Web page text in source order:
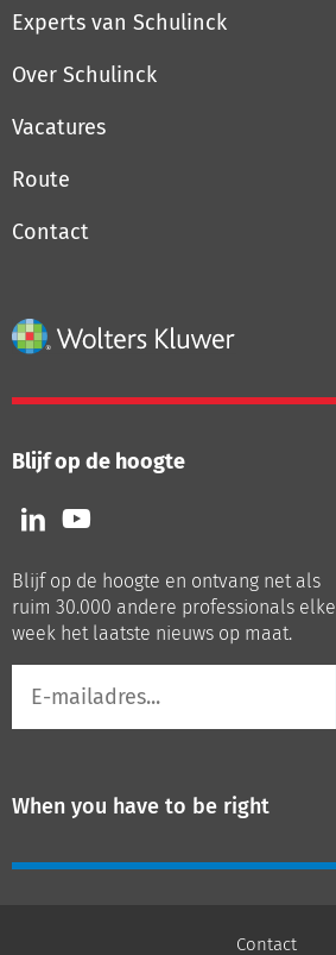
Experts van Schulinck
Over Schulinck
Vacatures
Route
Contact
Blijf op de hoogte
Volg
ons
LinkedIn
Volg
ons
Youtube
Blijf op de hoogte en ontvang net als
ruim 30.000 andere professionals elke
week het laatste nieuws op maat.
mailadres
When you have to be right
Contact